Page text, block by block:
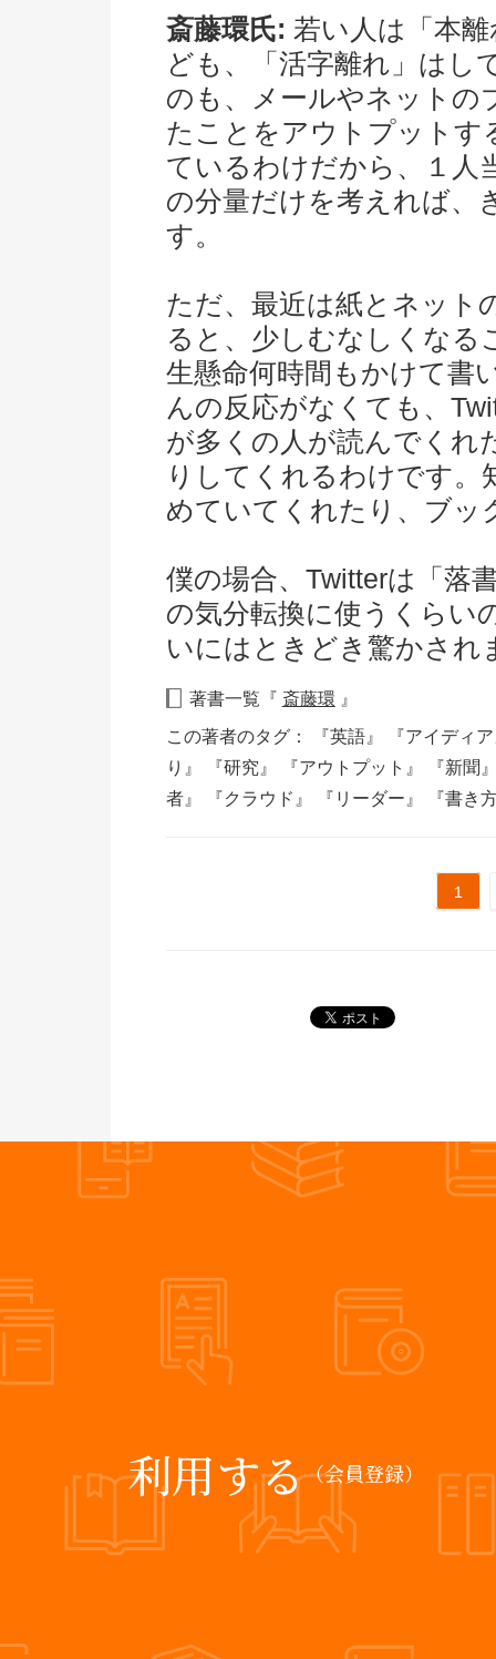
斎藤環氏: 若い人は「本
ども、「活字離れ」はし
のも、メールやネットの
たことをアウトプットす
ているわけだから、１人
の分量だけを考えれば、
す。
ただ、最近は紙とネット
ると、少しむなしくなる
生懸命何時間もかけて書
んの反応がなくても、
が多くの人が読んでくれ
りしてくれるわけです。
めていてくれたり、ブッ
僕の場合、Twitterは「落
の気分転換に使うくらい
いにはときどき驚かされ
著書一覧『 斎藤環 』
この著者のタグ：
『英語』
『アイディ
り』
『研究』 『アウトプット』
『新聞
者』
『クラウド』 『リーダー』 『書き
1
利用する（会員登録）